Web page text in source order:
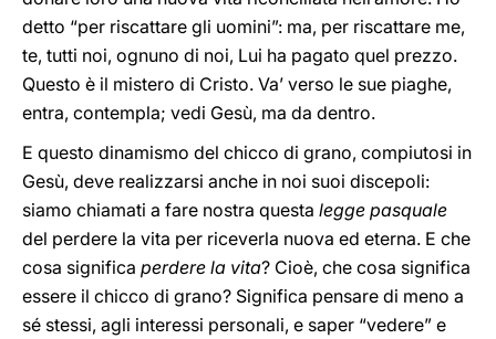
detto “per riscattare gli uomini”: ma, per riscattare me,
te, tutti noi, ognuno di noi, Lui ha pagato quel prezzo.
Questo è il mistero di Cristo. Va’ verso le sue piaghe,
entra, contempla; vedi Gesù, ma da dentro.
E questo dinamismo del chicco di grano, compiutosi in
Gesù, deve realizzarsi anche in noi suoi discepoli:
siamo chiamati a fare nostra questa legge pasquale
del perdere la vita per riceverla nuova ed eterna. E che
cosa significa perdere la vita? Cioè, che cosa significa
essere il chicco di grano? Significa pensare di meno a
sé stessi, agli interessi personali, e saper “vedere” e